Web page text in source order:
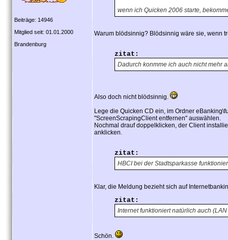
Beiträge: 14946
Mitglied seit: 01.01.2000
Brandenburg
wenn ich Quicken 2006 starte,
Warum blödsinnig? Blödsinnig wäre sie, wenn
zitat:
Dadurch konmme ich auch nicht mehr
Also doch nicht blödsinnig.
Lege die Quicken CD ein, im Ordner
"ScreenScrapingClient entfernen" auswählen.
Nochmal drauf doppelklicken, der Client
anklicken.
zitat:
HBCI bei der Stadtsparkasse
Klar, die Meldung bezieht sich auf
zitat:
Internet funktioniert natürlich auch
Schön.